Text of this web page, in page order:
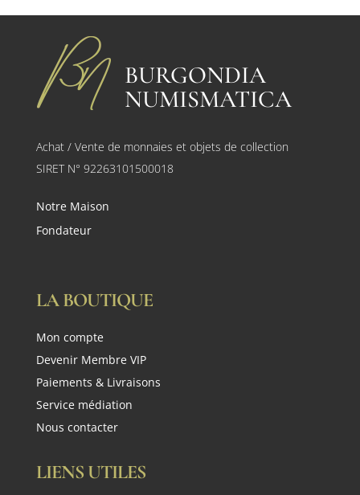
BURGONDIA
NUMISMATICA
Achat / Vente de monnaies et objets de collection
SIRET N° 92263101500018
Notre Maison
Fondateur
LA BOUTIQUE
Mon compte
Devenir Membre VIP
Paiements & Livraisons
Service médiation
Nous contacter
LIENS UTILES